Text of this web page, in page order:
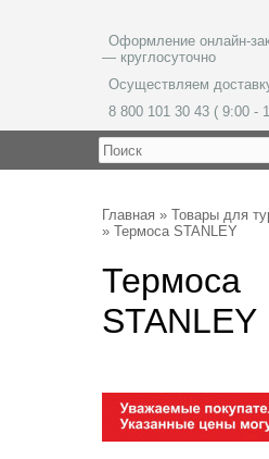
Оформление онлайн-
— круглосуточно
Осуществляем
8 800 101 30 43 ( 9:00 -
Главная » Товары для
» Термоса STANLEY
Термоса
STANLEY